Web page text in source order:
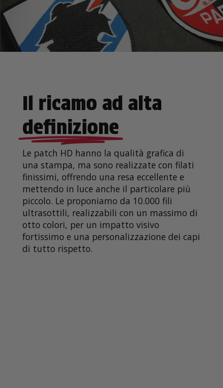
Il ricamo ad alta
definizione
Le patch HD hanno la qualità grafica di
una stampa, ma sono realizzate con filati
finissimi, offrendo una resa eccellente e
mettendo in luce anche il particolare più
piccolo. Le proponiamo da 10.000 fili
ultrasottili, realizzabili con un massimo di
otto colori, per un impatto visivo
fortissimo e una personalizzazione dei capi
di tutto rispetto.